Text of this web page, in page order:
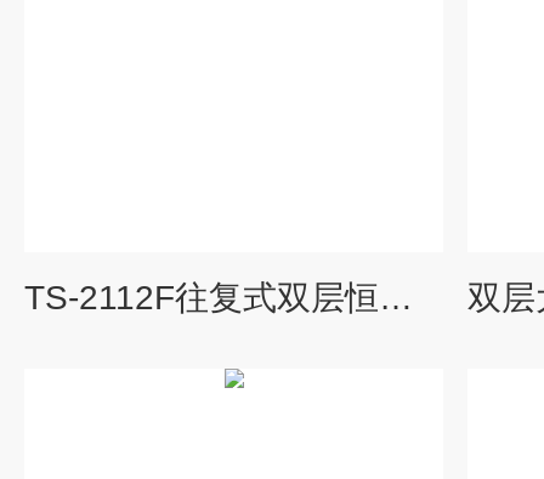
TS-2112F往复式双层恒温振荡培养摇床（培养箱）